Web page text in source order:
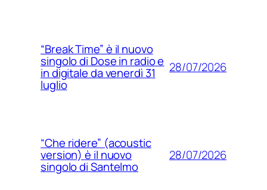
“Break Time” è il nuovo
singolo di Dose in radio e
in digitale da venerdì 31
luglio
28/07/2026
“Che ridere” (acoustic
version) è il nuovo
singolo di Santelmo
28/07/2026